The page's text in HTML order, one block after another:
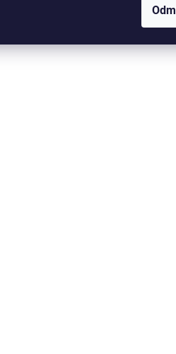
na komfort a funkčnost.